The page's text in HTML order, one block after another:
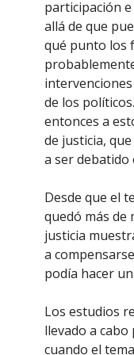
participación
allá de que
qué punto los
de los
entonces a
de justicia,
a ser debatido
Desde que el
quedó más de
justicia
a
podía hacer
Los estudios
llevado a
cuando el